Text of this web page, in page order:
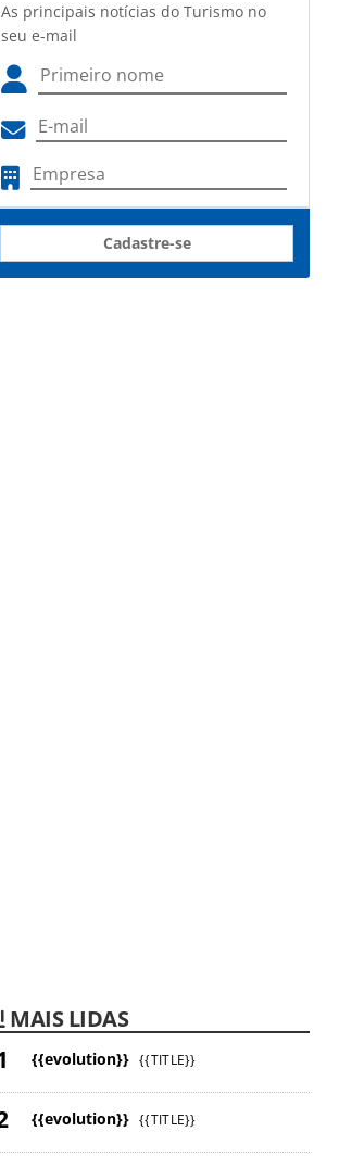
As principais notícias do Turismo no
seu e-mail
Cadastre-se
MAIS LIDAS
{{evolution}} {{TITLE}}
{{evolution}} {{TITLE}}